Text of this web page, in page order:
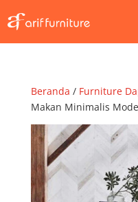
Beranda / Furniture
Makan Minimalis